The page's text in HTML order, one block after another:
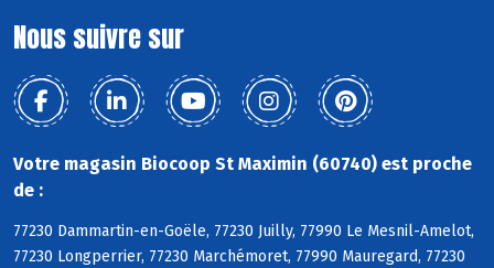
Nous suivre sur
Votre magasin Biocoop St Maximin (60740) est proche
de :
77230 Dammartin-en-Goële, 77230 Juilly, 77990 Le Mesnil-Amelot,
77230 Longperrier, 77230 Marchémoret, 77990 Mauregard, 77230